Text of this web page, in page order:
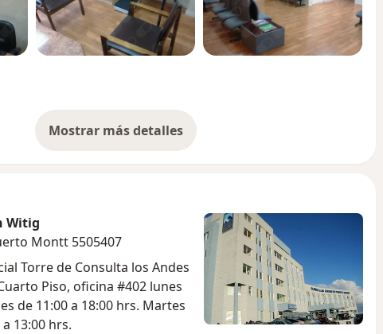
Mostrar más detalles
sobre la experiencia
Witig
Montt 5505407
Torre de Consulta los Andes
Piso, oficina #402 lunes
de 11:00 a 18:00 hrs. Martes
a 13:00 hrs.